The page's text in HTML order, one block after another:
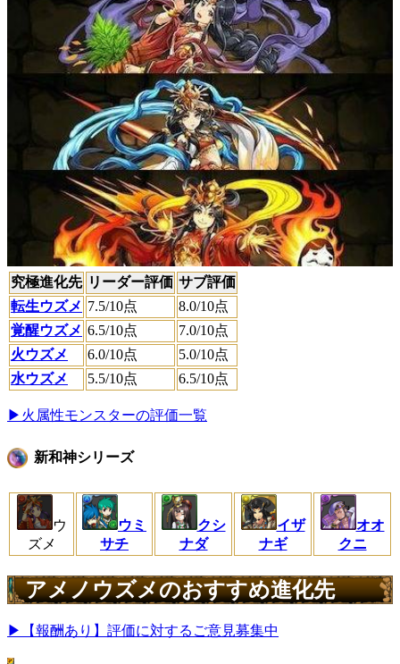
究極進化先 リーダー評価 サブ評価
転生ウズメ 7.5/10点 8.0/10点
覚醒ウズメ 6.5/10点 7.0/10点
火ウズメ
6.0/10点 5.0/10点
水ウズメ
5.5/10点 6.5/10点
▶火属性モンスターの評価一覧
新和神シリーズ
ウ
ズメ
ウミ
サチ
クシ
ナダ
イザ
ナギ
オオ
クニ
アメノウズメのおすすめ進化先
▶【報酬あり】評価に対するご意見募集中